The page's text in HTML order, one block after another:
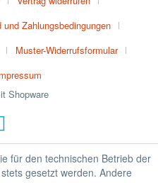
und Zahlungsbedingungen
Muster-Widerrufsformular
Shopware
für den technischen Betrieb der
gesetzt werden. Andere